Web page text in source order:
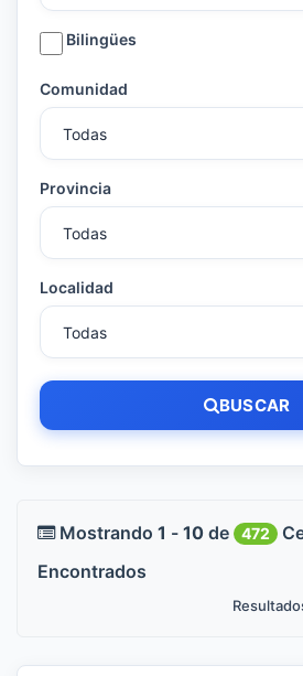
Bilingües
Comunidad
Provincia
Localidad
BUSCAR
Mostrando 1 - 10 de 472
Encontrados